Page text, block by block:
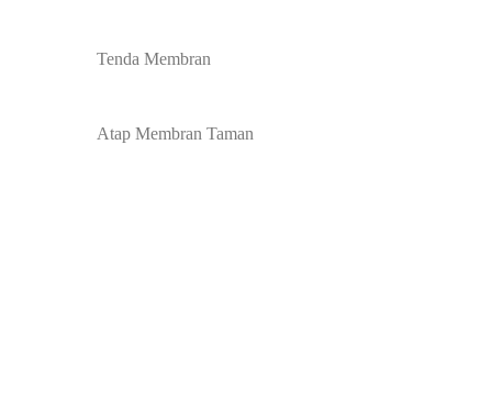
Tenda Membran
Atap Membran Taman